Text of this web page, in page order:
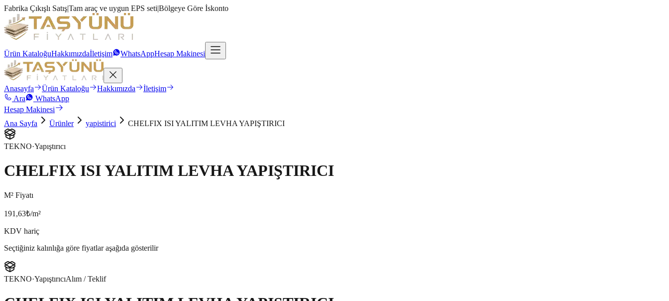
Fabrika Çıkışlı Satış|Tam araç ve uygun EPS seti|Bölgeye Göre İskonto
Ürün KataloğuHakkımızdaİletişim WhatsAppHesap Makinesi
Anasayfa Ürün Kataloğu Hakkımızda
İletişim
Ara
WhatsApp
Hesap Makinesi
Ana Sayfa
Ürünler yapistirici CHELFIX ISI YALITIM LEVHA YAPIŞTIRICI
TEKNO·Yapıştırıcı
CHELFIX ISI YALITIM LEVHA YAPIŞTIRICI
M² Fiyatı
191,63₺/m²
KDV hariç
Seçtiğiniz kalınlığa göre fiyatlar aşağıda gösterilir
TEKNO·YapıştırıcıAlım / Teklif